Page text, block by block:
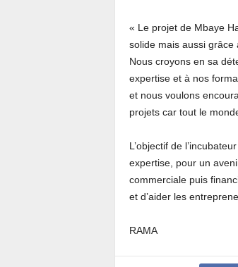
« Le projet de Mbaye
solide mais aussi grâce
Nous croyons en sa
expertise et à nos
et nous voulons
projets car tout le
L’objectif de
expertise, pour un
commerciale puis
et d’aider les
RAMA